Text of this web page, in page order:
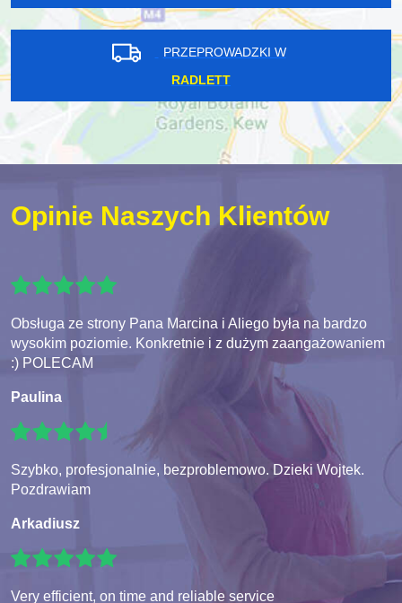
PRZEPROWADZKI W
RADLETT
Opinie Naszych Klientów
Obsługa ze strony Pana Marcina i Aliego była na bardzo
wysokim poziomie. Konkretnie i z dużym zaangażowaniem
:) POLECAM
Paulina
Szybko, profesjonalnie, bezproblemowo. Dzieki Wojtek.
Pozdrawiam
Arkadiusz
Very efficient, on time and reliable service